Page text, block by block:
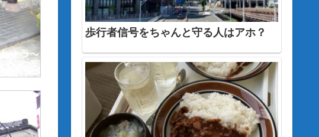
歩行者信号をちゃんと守る人はアホ？